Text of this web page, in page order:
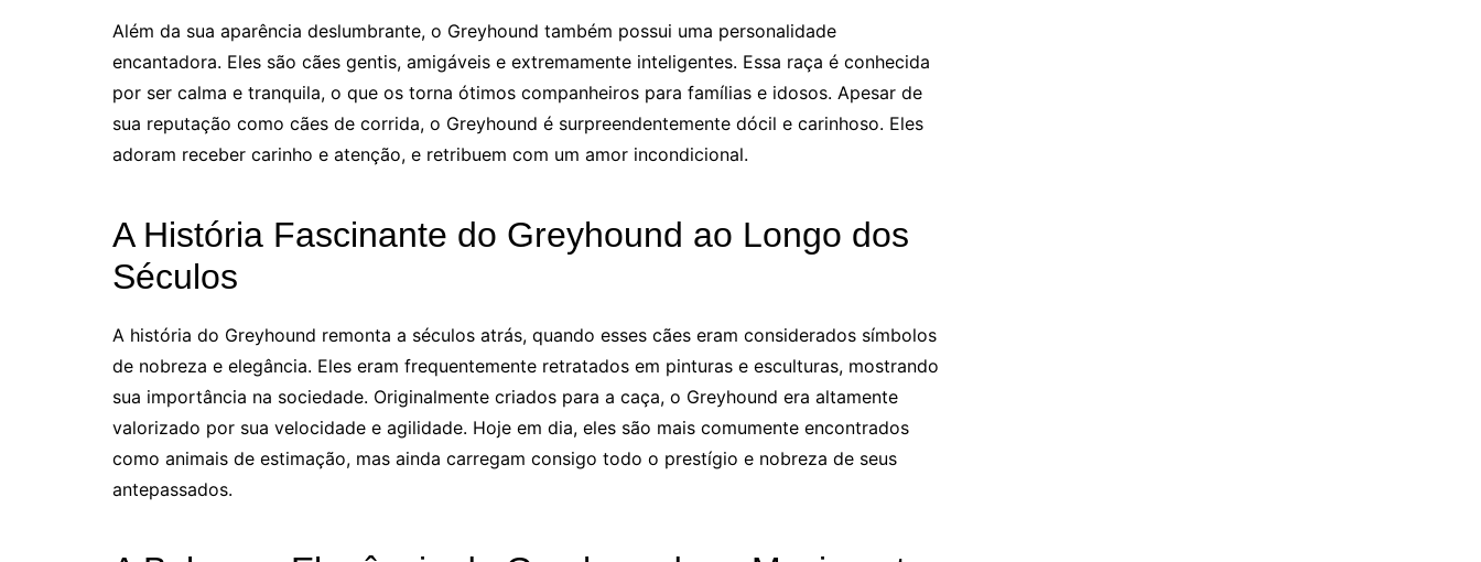
Além da sua aparência deslumbrante, o Greyhound também possui uma personalidade
encantadora. Eles são cães gentis, amigáveis e extremamente inteligentes. Essa raça é conhecida
por ser calma e tranquila, o que os torna ótimos companheiros para famílias e idosos. Apesar de
sua reputação como cães de corrida, o Greyhound é surpreendentemente dócil e carinhoso. Eles
adoram receber carinho e atenção, e retribuem com um amor incondicional.
A História Fascinante do Greyhound ao Longo dos
Séculos
A história do Greyhound remonta a séculos atrás, quando esses cães eram considerados símbolos
de nobreza e elegância. Eles eram frequentemente retratados em pinturas e esculturas, mostrando
sua importância na sociedade. Originalmente criados para a caça, o Greyhound era altamente
valorizado por sua velocidade e agilidade. Hoje em dia, eles são mais comumente encontrados
como animais de estimação, mas ainda carregam consigo todo o prestígio e nobreza de seus
antepassados.